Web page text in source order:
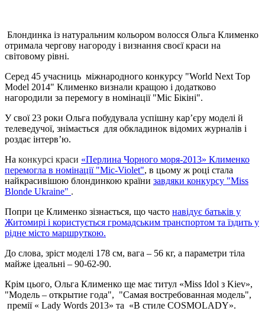
Блондинка із натуральним кольором волосся Ольга Клименко
отримала чергову нагороду і визнання своєї краси на
світовому рівні.
Серед 45 учасниць міжнародного конкурсу "World Next Top
Model 2014" Клименко визнали кращою і додатково
нагородили за перемогу в номінації "Міс Бікіні".
У свої 23 роки Ольга побудувала успішну кар’єру моделі й
телеведучої, знімається для обкладинок відомих журналів і
роздає інтерв’ю.
На конкурсі краси «Перлина Чорного моря-2013» Клименко
перемогла в номінації "Міс-Violet", в цьому ж році стала
найкрасивішою блондинкою країни завдяки конкурсу "Miss
Blonde Ukraine" .
Попри це Клименко зізнається, що часто навідує батьків у
Житомирі і користується громадським транспортом та їздить у
рідне місто маршруткою.
До слова, зріст моделі 178 см, вага – 56 кг, а параметри тіла
майже ідеальні – 90-62-90.
Крім цього, Ольга Клименко ще має титул «Miss Idol з Kiev»,
"Модель – открытие года", "Самая востребованная модель",
премії « Lady Words 2013» та «В стиле COSMOLADY».